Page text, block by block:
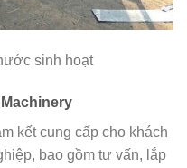
sinh hoạt
kết cung cấp cho khách
bao gồm tư vấn, lắp